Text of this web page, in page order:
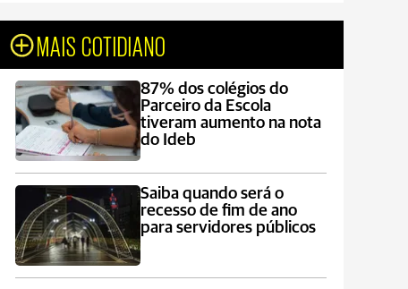
MAIS COTIDIANO
87% dos colégios do
Parceiro da Escola
tiveram aumento na nota
do Ideb
Saiba quando será o
recesso de fim de ano
para servidores públicos